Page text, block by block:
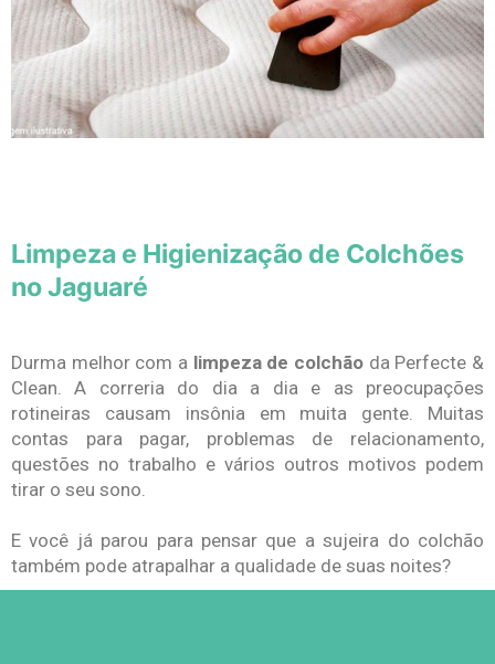
Limpeza e Higienização de Colchões
no Jaguaré
Durma melhor com a limpeza de colchão da Perfecte &
Clean. A correria do dia a dia e as preocupações
rotineiras causam insônia em muita gente. Muitas
contas para pagar, problemas de relacionamento,
questões no trabalho e vários outros motivos podem
tirar o seu sono.
E você já parou para pensar que a sujeira do colchão
também pode atrapalhar a qualidade de suas noites?